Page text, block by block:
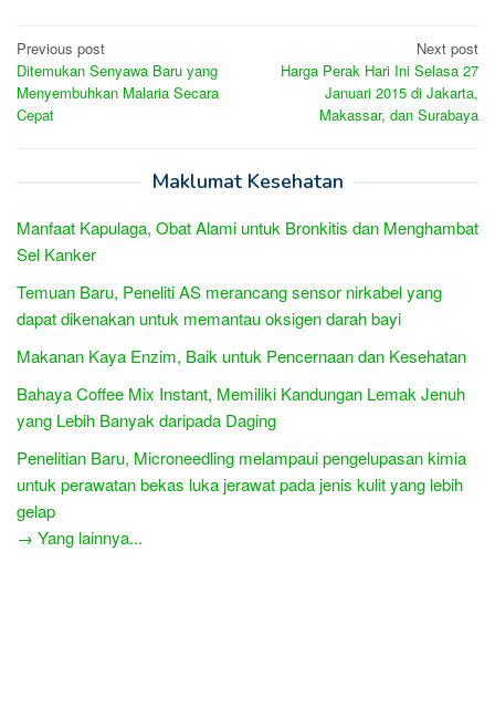
Post
navigation
Previous post
Ditemukan Senyawa Baru yang
Menyembuhkan Malaria Secara
Cepat
Next post
Harga Perak Hari Ini Selasa 27
Januari 2015 di Jakarta,
Makassar, dan Surabaya
Maklumat Kesehatan
Manfaat Kapulaga, Obat Alami untuk Bronkitis dan Menghambat
Sel Kanker
Temuan Baru, Peneliti AS merancang sensor nirkabel yang
dapat dikenakan untuk memantau oksigen darah bayi
Makanan Kaya Enzim, Baik untuk Pencernaan dan Kesehatan
Bahaya Coffee Mix Instant, Memiliki Kandungan Lemak Jenuh
yang Lebih Banyak daripada Daging
Penelitian Baru, Microneedling melampaui pengelupasan kimia
untuk perawatan bekas luka jerawat pada jenis kulit yang lebih
gelap
→ Yang lainnya...